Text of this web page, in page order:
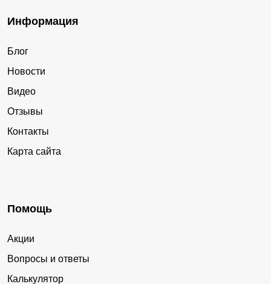
Информация
Блог
Новости
Видео
Отзывы
Контакты
Карта сайта
Помощь
Акции
Вопросы и ответы
Калькулятор